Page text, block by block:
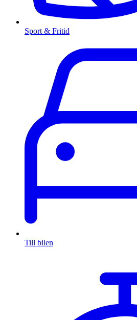
Sport & Fritid
Till bilen